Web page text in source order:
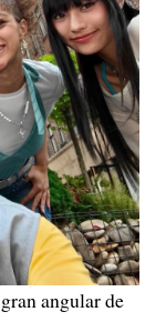
angular de